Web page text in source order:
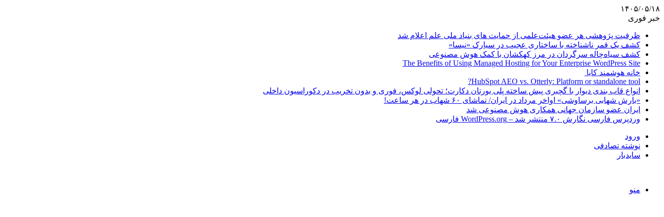
۱۴۰۵/۰۵/۱۸
خبر فوری
ظرفیت پژوهشی هر عضو هیئت‌علمی از حمایت های بنیاد ملی علم اعلام شد
کشف یک قمر ناشناخته با ساختاری عجیب در سیارک «نیسا»
کشف سیاه‌چاله سرگردان در مرز کهکشان با کمک هوش مصنوعی
The Benefits of Using Managed Hosting for Your Enterprise WordPress Site
خانه هوشمند کایا
HubSpot AEO vs. Otterly: Platform or standalone tool?
انواع قاب بندی دیوار با گچبری پیش ساخته پلی یورتان دکارت؛ تحولی لوکس، فوری و بدون تخریب در دکوراسیون داخلی
«بارش شهابی برساوشی» اواخر مرداد در ایران/ تماشای ۶۰ شهاب در هر ساعت!
ایران عضو سازمان جهانی همکاری هوش مصنوعی شد
وردپرس فارسی نگارش ۷.۰ منتشر شد – WordPress.org فارسی
ورود
نوشته تصادفی
سایدبار
منو